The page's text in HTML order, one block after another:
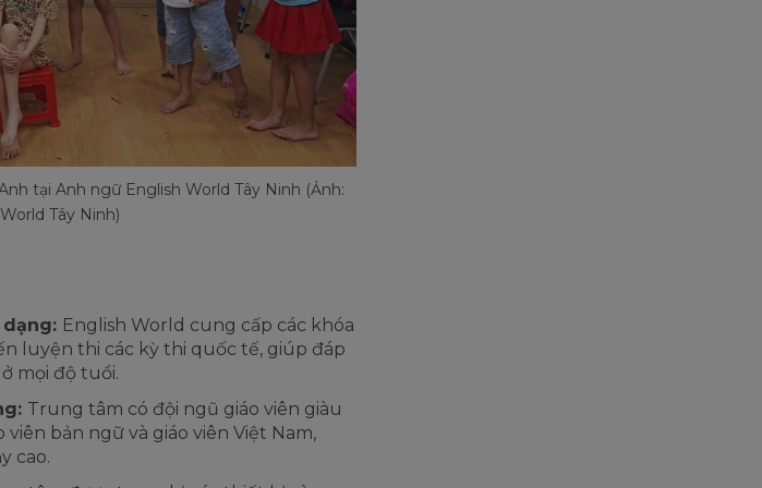
tại Anh ngữ English World Tây Ninh (Ảnh:
Tây Ninh)
English World cung cấp các khóa
luyện thi các kỳ thi quốc tế, giúp đáp
mọi độ tuổi.
Trung tâm có đội ngũ giáo viên giàu
viên bản ngữ và giáo viên Việt Nam,
cao.